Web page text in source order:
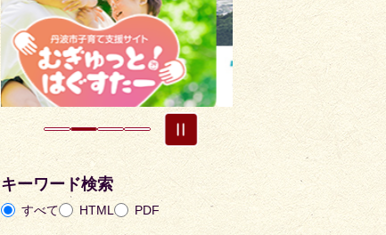
目
の
ラ
イ
ド
目
の
イ
キーワード検索
すべて HTML PDF